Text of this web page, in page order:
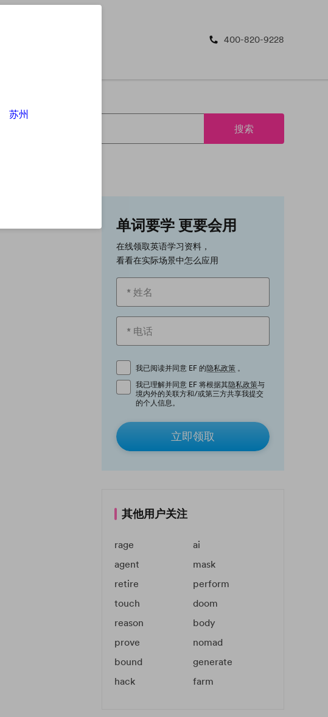
400-820-9228
搜索
单词要学 更要会用
在线领取英语学习资料，
看看在实际场景中怎么应用
我已阅读并同意 EF 的隐私政策 。
我已理解并同意 EF 将根据其隐私政策与
境内外的关联方和/或第三方共享我提交
的个人信息。
立即领取
其他用户关注
rage
ai
agent
mask
retire
perform
touch
doom
reason
body
prove
nomad
bound
generate
hack
farm
苏州